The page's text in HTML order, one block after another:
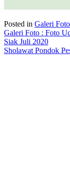
Posted in Galeri Foto
Navigasi
pos
Galeri Foto : Foto
Siak Juli 2020
Sholawat Pondok